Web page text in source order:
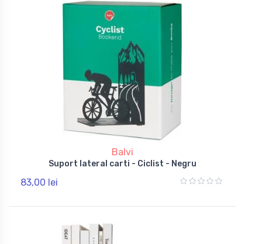
Balvi
Suport lateral carti - Ciclist - Negru
83,00 lei